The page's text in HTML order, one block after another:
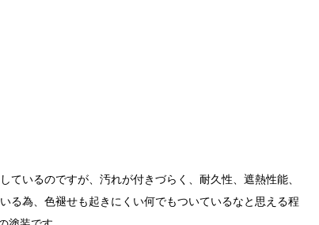
いるのですが、汚れが付きづらく、耐久性、遮熱性能、
る為、色褪せも起きにくい何でもついているなと思える程